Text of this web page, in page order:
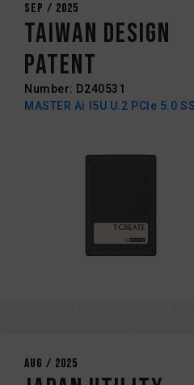
Sep / 2025
Taiwan Design
Patent
Number: D240531
MASTER Ai I5U U.2 PCIe 5.0
Aug / 2025